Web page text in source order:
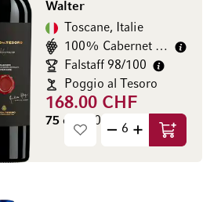
Walter
Toscane, Italie
100% Cabernet Franc
Falstaff 98/100
Poggio al Tesoro
168.00 CHF
75 cl (200.00 CHF / l)
Ajouter